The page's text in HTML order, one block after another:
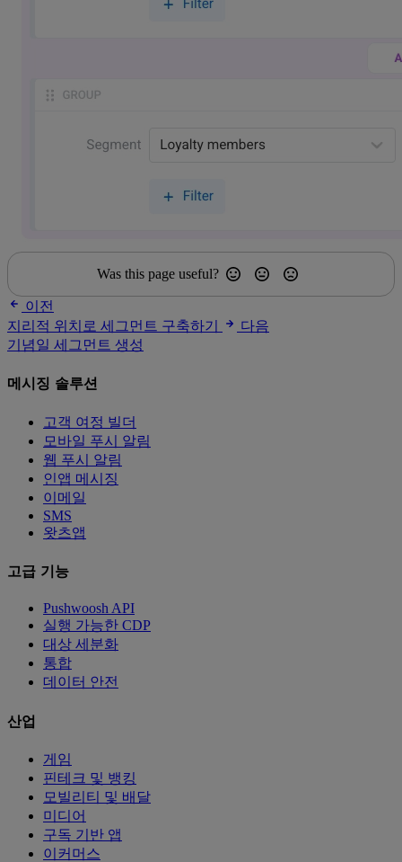
Was this page useful?
이전
지리적 위치로 세그먼트 구축하기
다음
기념일 세그먼트 생성
메시징 솔루션
고객 여정 빌더
모바일 푸시 알림
웹 푸시 알림
인앱 메시징
이메일
SMS
왓츠앱
고급 기능
Pushwoosh API
실행 가능한 CDP
대상 세분화
통합
데이터 안전
산업
게임
핀테크 및 뱅킹
모빌리티 및 배달
미디어
구독 기반 앱
이커머스